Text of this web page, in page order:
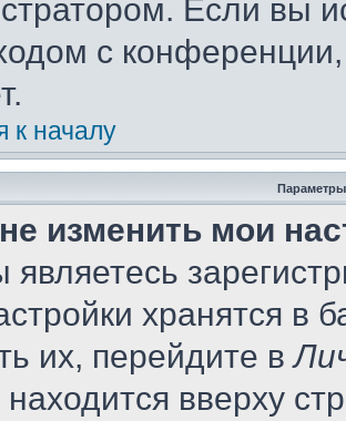
Если вы
с
к началу
Параметры
изменить мои
являетесь
хранятся в
их, перейдите в
вверху